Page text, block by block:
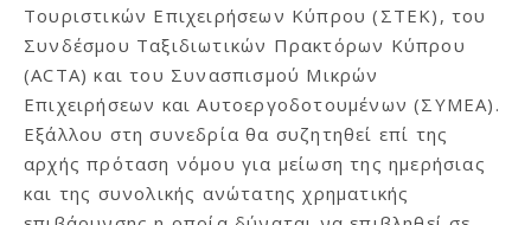
Τουριστικών Επιχειρήσεων Κύπρου (ΣΤΕΚ), του
Συνδέσμου Ταξιδιωτικών Πρακτόρων Κύπρου
(ACTA) και του Συνασπισμού Μικρών
Επιχειρήσεων και Αυτοεργοδοτουμένων (ΣΥΜΕΑ).
Εξάλλου στη συνεδρία θα συζητηθεί επί της
αρχής πρόταση νόμου για μείωση της ημερήσιας
και της συνολικής ανώτατης χρηματικής